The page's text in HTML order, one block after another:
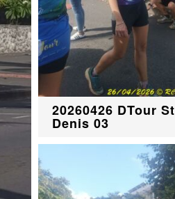
20260426 DTour St
Denis 03